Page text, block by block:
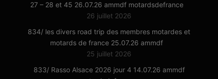
27 – 28 et 45 26.07.26 ammdf motardsdefrance
26 juillet 2026
834/ les divers road trip des membres motardes et
motards de france 25.07.26 ammdf
25 juillet 2026
833/ Rasso Alsace 2026 jour 4 14.07.26 ammdf